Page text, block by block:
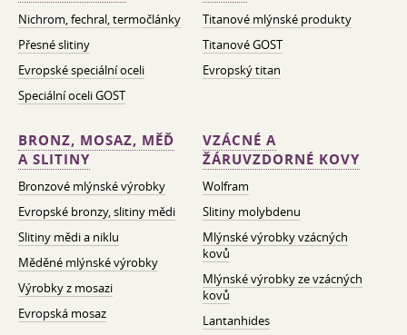
Nichrom, fechral, termočlánky
Přesné slitiny
Evropské speciální oceli
Speciální oceli GOST
Titanové mlýnské produkty
Titanové GOST
Evropský titan
BRONZ, MOSAZ, MĚĎ
A SLITINY
Bronzové mlýnské výrobky
Evropské bronzy, slitiny mědi
Slitiny mědi a niklu
Měděné mlýnské výrobky
Výrobky z mosazi
Evropská mosaz
VZÁCNÉ A
ŽÁRUVZDORNÉ KOVY
Wolfram
Slitiny molybdenu
Mlýnské výrobky vzácných
kovů
Mlýnské výrobky ze vzácných
kovů
Lantanhides